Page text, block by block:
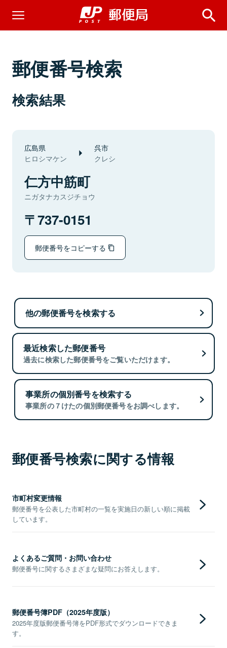
郵便番号検索
検索結果
広島県
ヒロシマケン
呉市
クレシ
仁方中筋町
ニガタナカスジチョウ
737-0151
郵便番号をコピーする
他の郵便番号を検索する
最近検索した郵便番号
過去に検索した郵便番号をご覧いただけます。
事業所の個別番号を検索する
事業所の７けたの個別郵便番号をお調べします。
郵便番号検索に関する情報
市町村変更情報
郵便番号を公表した市町村の一覧を実施日の新しい順に掲載
しています。
よくあるご質問・お問い合わせ
郵便番号に関するさまざまな疑問にお答えします。
郵便番号簿PDF（2025年度版）
2025年度版郵便番号簿をPDF形式でダウンロードできま
す。